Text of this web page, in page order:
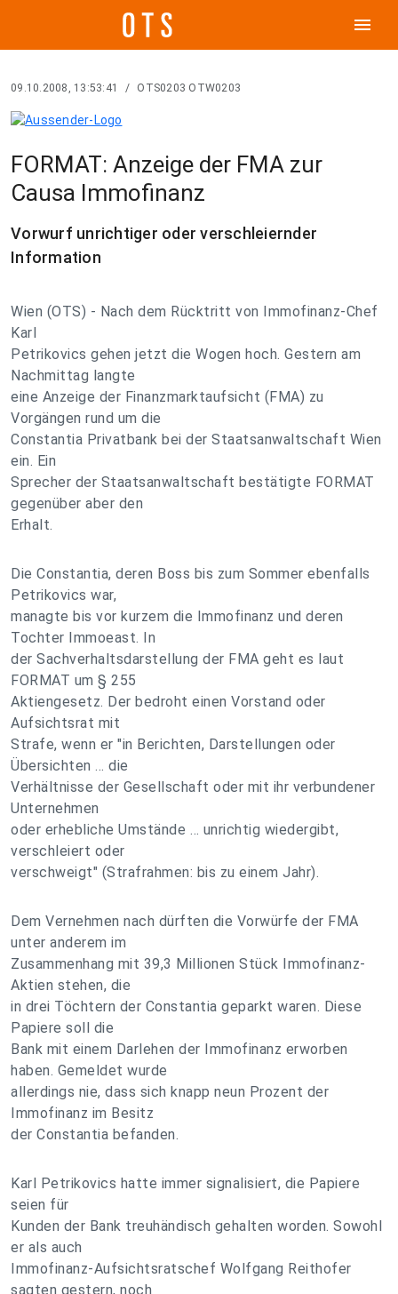
menu
09.10.2008, 13:53:41 / OTS0203 OTW0203
FORMAT: Anzeige der FMA zur
Causa Immofinanz
Vorwurf unrichtiger oder verschleiernder
Information
Wien (OTS) - Nach dem Rücktritt von Immofinanz-Chef
Karl
Petrikovics gehen jetzt die Wogen hoch. Gestern am
Nachmittag langte
eine Anzeige der Finanzmarktaufsicht (FMA) zu
Vorgängen rund um die
Constantia Privatbank bei der Staatsanwaltschaft Wien
ein. Ein
Sprecher der Staatsanwaltschaft bestätigte FORMAT
gegenüber aber den
Erhalt.
Die Constantia, deren Boss bis zum Sommer ebenfalls
Petrikovics war,
managte bis vor kurzem die Immofinanz und deren
Tochter Immoeast. In
der Sachverhaltsdarstellung der FMA geht es laut
FORMAT um § 255
Aktiengesetz. Der bedroht einen Vorstand oder
Aufsichtsrat mit
Strafe, wenn er "in Berichten, Darstellungen oder
Übersichten … die
Verhältnisse der Gesellschaft oder mit ihr verbundener
Unternehmen
oder erhebliche Umstände … unrichtig wiedergibt,
verschleiert oder
verschweigt" (Strafrahmen: bis zu einem Jahr).
Dem Vernehmen nach dürften die Vorwürfe der FMA
unter anderem im
Zusammenhang mit 39,3 Millionen Stück Immofinanz-
Aktien stehen, die
in drei Töchtern der Constantia geparkt waren. Diese
Papiere soll die
Bank mit einem Darlehen der Immofinanz erworben
haben. Gemeldet wurde
allerdings nie, dass sich knapp neun Prozent der
Immofinanz im Besitz
der Constantia befanden.
Karl Petrikovics hatte immer signalisiert, die Papiere
seien für
Kunden der Bank treuhändisch gehalten worden. Sowohl
er als auch
Immofinanz-Aufsichtsratschef Wolfgang Reithofer
sagten gestern, noch